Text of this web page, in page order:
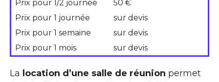
Prix pour 1/2 journée
50 €
Prix pour 1 journée
sur devis
Prix pour 1 semaine
sur devis
Prix pour 1 mois
sur devis
La location d’une salle de réunion permet